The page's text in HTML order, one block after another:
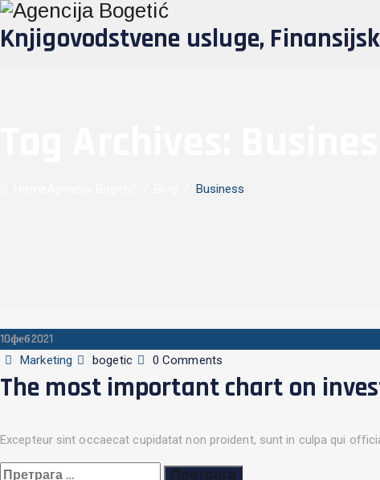
Knjigovodstvene usluge,
Business
10феб2021
Categories
Marketing Author
bogetic 0 Comments
The most important chart on
Excepteur sint occaecat cupidatat non proident, sunt in culpa qui
Претрага